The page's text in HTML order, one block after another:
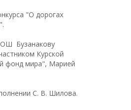
"О дорогах
Бузанакову
Курской
фонд мира", Марией
С. В. Шилова.